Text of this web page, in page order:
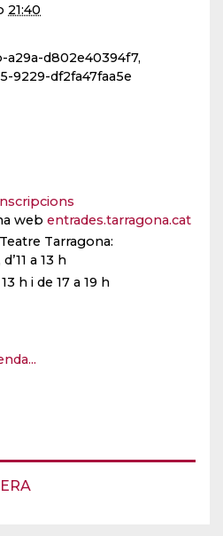
21:40
a29a-d802e40394f7,
9229-df2fa47faa5e
web entrades.tarragona.cat
Tarragona:
a 13 h
h i de 17 a 19 h